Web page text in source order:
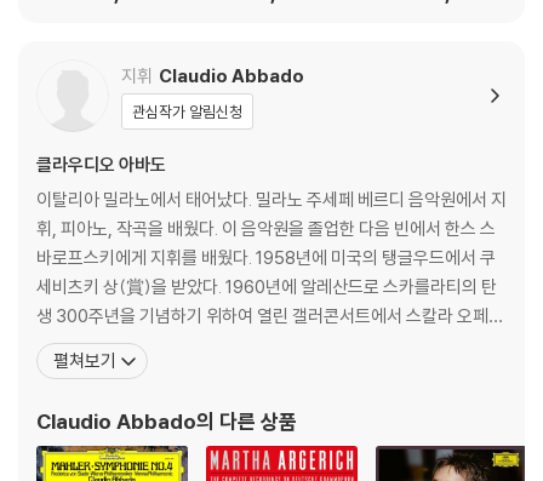
지휘 Claudio Abbado
관심작가 알림신청
클라우디오 아바도
이탈리아 밀라노에서 태어났다. 밀라노 주세페 베르디 음악원에서 지
휘, 피아노, 작곡을 배웠다. 이 음악원을 졸업한 다음 빈에서 한스 스
바로프스키에게 지휘를 배웠다. 1958년에 미국의 탱글우드에서 쿠
세비츠키 상(賞)을 받았다. 1960년에 알레산드로 스카를라티의 탄
생 300주년을 기념하기 위하여 열린 갤러콘서트에서 스칼라 오페라
극장에 데뷔했다. 1963년에 뉴욕에서 열린 디미트리 미트로풀로스
지휘자 콩쿠르에서 우승을 차지했다. 1965년 8월 14일에, 빈 필하모
의 [교향곡 제2번]이었다. 1967년에 처음으로 스
펼쳐보기
Claudio Abbado의 다른 상품